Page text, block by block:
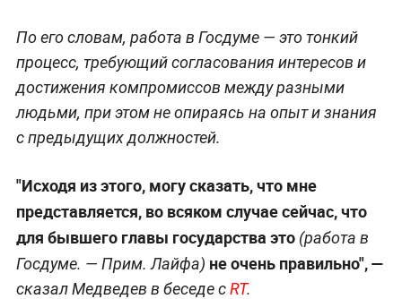
По его словам, работа в Госдуме — это тонкий
процесс, требующий согласования интересов и
достижения компромиссов между разными
людьми, при этом не опираясь на опыт и знания
с предыдущих должностей.
"Исходя из этого, могу сказать, что мне
представляется, во всяком случае сейчас, что
для бывшего главы государства это (работа в
Госдуме. — Прим. Лайфа) не очень правильно", —
сказал Медведев в беседе сRT.